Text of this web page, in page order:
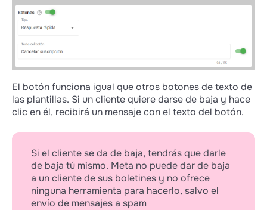
El botón funciona igual que otros botones de texto de
las plantillas. Si un cliente quiere darse de baja y hace
clic en él, recibirá un mensaje con el texto del botón.
Si el cliente se da de baja, tendrás que darle
de baja tú mismo. Meta no puede dar de baja
a un cliente de sus boletines y no ofrece
ninguna herramienta para hacerlo, salvo el
envío de mensajes a spam